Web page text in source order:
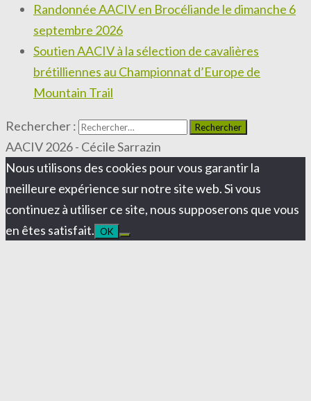
Randonnée AACIV en Brocéliande le dimanche 6
septembre 2026
Soutien AACIV à la sélection de cavalières
brétilliennes au Championnat d’Europe de
Mountain Trail
Rechercher :
AACIV 2026 - Cécile Sarrazin
Nous utilisons des cookies pour vous garantir la
meilleure expérience sur notre site web. Si vous
continuez à utiliser ce site, nous supposerons que vous
en êtes satisfait. OK